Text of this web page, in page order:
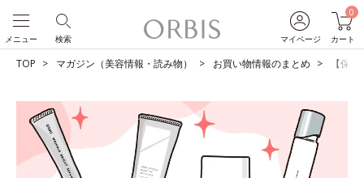
マイページ
0
カート
検索
メニュー
TOP マガジン（美容情報・読み物） お買い物情報のまとめ 【保